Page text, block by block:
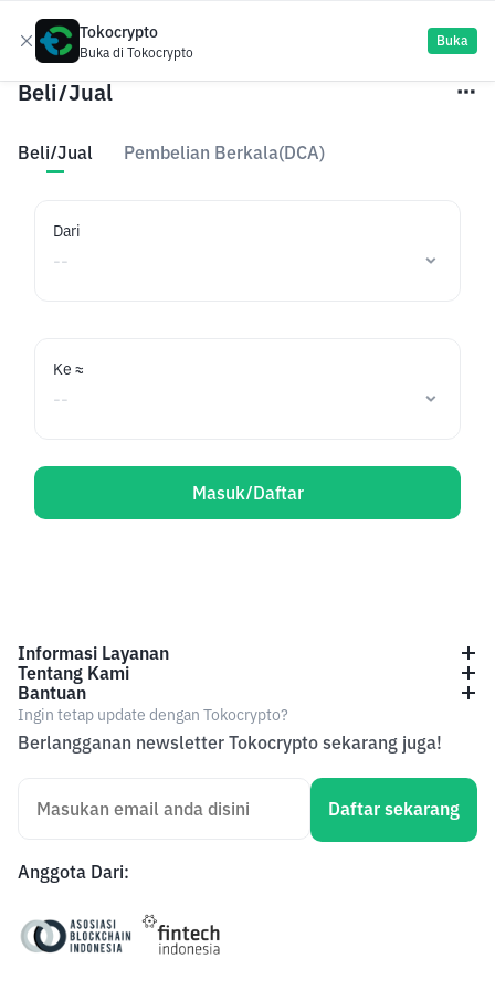
Tokocrypto
Buka di Tokocrypto
Buka
Beli/Jual
Beli/Jual Pembelian Berkala(DCA)
Dari
Ke ≈
Masuk/Daftar
Informasi Layanan
Tentang Kami
Bantuan
Ingin tetap update dengan Tokocrypto?
Berlangganan newsletter Tokocrypto sekarang juga!
Daftar sekarang
Anggota Dari: